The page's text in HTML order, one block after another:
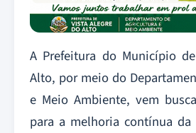
A Prefeitura do Município
Alto, por meio do
e Meio Ambiente, vem
para a melhoria contínua